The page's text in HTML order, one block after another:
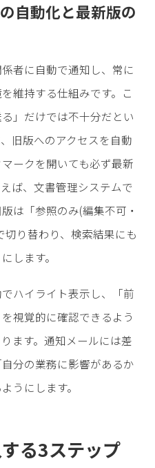
自動化と最新版の
者に自動で通知し、常に
維持する仕組みです。こ
」だけでは不十分だとい
旧版へのアクセスを自動
ークを開いても必ず最新
ば、文書管理システムで
は「参照のみ(編集不可・
り替わり、検索結果にも
します。
ハイライト表示し、「前
視覚的に確認できるよう
ます。通知メールには差
分の業務に影響があるか
うにします。
る3ステップ